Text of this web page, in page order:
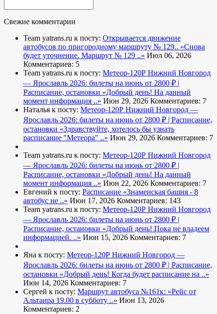
Свежие комментарии
Team yatrans.ru к посту: Открывается движение
автобусов по пригородному маршруту № 129.. «Снова
будет уточнение. Маршрут № 129 ..» Июл 06, 2026
Комментариев: 5
Team yatrans.ru к посту: Метеор-120Р Нижний Новгород
— Ярославль 2026: билеты на июнь от 2800 ₽ |
Расписание, остановки «Добрый день! На данный
момент информация ..» Июн 29, 2026 Комментариев: 7
Наталья к посту: Метеор-120Р Нижний Новгород —
Ярославль 2026: билеты на июнь от 2800 ₽ | Расписание,
остановки «Здравствуйте, хотелось бы узнать
расписание "Метеора" ..» Июн 29, 2026 Комментариев: 7
Team yatrans.ru к посту: Метеор-120Р Нижний Новгород
— Ярославль 2026: билеты на июнь от 2800 ₽ |
Расписание, остановки «Добрый день! На данный
момент информация ..» Июн 22, 2026 Комментариев: 7
Евгений к посту: Расписание «Знаменская башня - 8
автобус не ..» Июн 17, 2026 Комментариев: 143
Team yatrans.ru к посту: Метеор-120Р Нижний Новгород
— Ярославль 2026: билеты на июнь от 2800 ₽ |
Расписание, остановки «Добрый день! Пока не владеем
информацией. ..» Июн 15, 2026 Комментариев: 7
Яна к посту: Метеор-120Р Нижний Новгород —
Ярославль 2026: билеты на июнь от 2800 ₽ | Расписание,
остановки «Добрый день! Когда будет расписание на ..»
Июн 14, 2026 Комментариев: 7
Сергей к посту: Маршрут автобуса №161к: «Рейс от
Альтаира 19.00 в субботу ..» Июн 13, 2026
Комментариев: 2